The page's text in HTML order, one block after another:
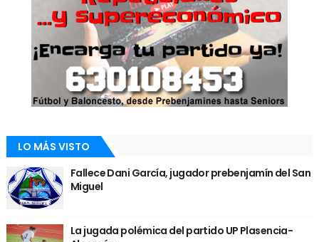
LO MÁS VISTO
Fallece Dani García, jugador prebenjamín del San
Miguel
La jugada polémica del partido UP Plasencia-